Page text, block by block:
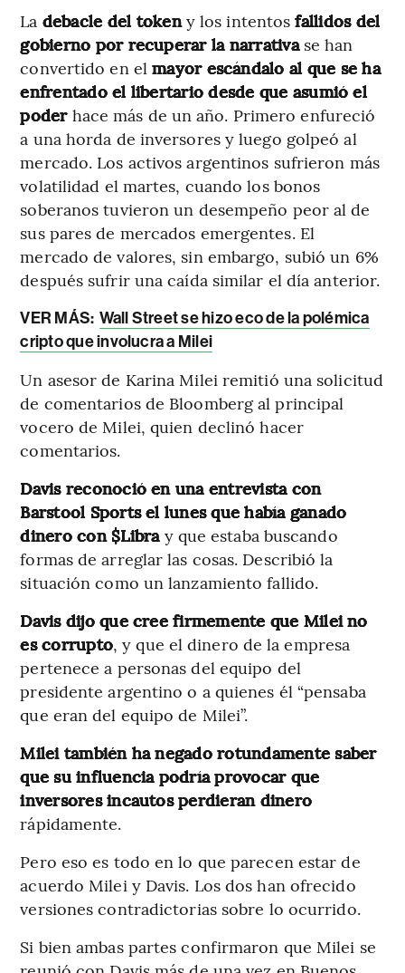
La debacle del tokeny los intentosfallidos del
gobierno por recuperar la narrativase han
convertido en elmayor escándalo al que se ha
enfrentado el libertario desde que asumió el
poderhace más de un año. Primero enfureció
a una horda de inversores y luego golpeó al
mercado. Los activos argentinos sufrieron más
volatilidad el martes, cuando los bonos
soberanos tuvieron un desempeño peor al de
sus pares de mercados emergentes. El
mercado de valores, sin embargo, subió un 6%
después sufrir una caída similar el día anterior.
VER MÁS: Wall Street se hizo eco de la polémica
cripto que involucra a Milei
Un asesor de Karina Milei remitió una solicitud
de comentarios de Bloomberg al principal
vocero de Milei, quien declinó hacer
comentarios.
Davis reconoció en una entrevista con
Barstool Sports el lunes que había ganado
dinero con $Libray que estaba buscando
formas de arreglar las cosas. Describió la
situación como un lanzamiento fallido.
Davis dijo que cree firmemente que Milei no
es corrupto, y que el dinero de la empresa
pertenece a personas del equipo del
presidente argentino o a quienes él “pensaba
que eran del equipo de Milei”.
Milei también ha negado rotundamente saber
que su influencia podría provocar que
inversores incautos perdieran dinero
rápidamente.
Pero eso es todo en lo que parecen estar de
acuerdo Milei y Davis. Los dos han ofrecido
versiones contradictorias sobre lo ocurrido.
Si bien ambas partes confirmaron que Milei se